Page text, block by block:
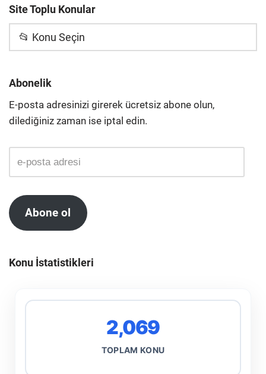
Site Toplu Konular
📂 Konu Seçin
Abonelik
E-posta adresinizi girerek ücretsiz abone olun,
dilediğiniz zaman ise iptal edin.
Abone ol
Konu İstatistikleri
2,069
TOPLAM KONU